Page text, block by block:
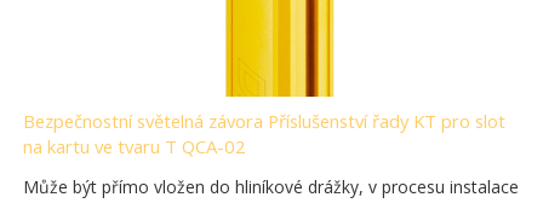
Bezpečnostní světelná závora Příslušenství řady KT pro slot
na kartu ve tvaru T QCA-02
Může být přímo vložen do hliníkové drážky, v procesu instalace